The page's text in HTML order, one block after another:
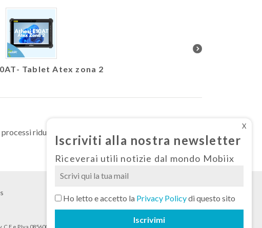
Tablet Atex zona 2
riduce il consumo di energia, salva alberi e
X
Iscriviti alla nostra newsletter
Riceverai utili notizie dal mondo Mobiix
Si
prega
Ho letto e accetto la Privacy Policydi questo sito